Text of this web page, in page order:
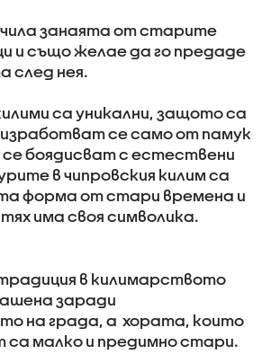
занаята от старите
и също желае да го предаде
след нея.
са уникални, защото са
се само от памук
се боядисват с естествени
в чипровския килим са
форма от стари времена и
има своя символика.
в килимарството
заради
на града, а хората, които
са малко и предимно стари.